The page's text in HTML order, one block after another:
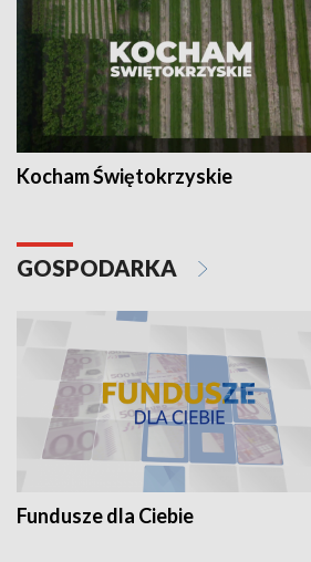
Kocham Świętokrzyskie
GOSPODARKA
Fundusze dla Ciebie